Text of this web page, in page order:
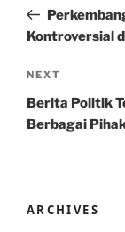
Post
Kontroversial
Next
Post
NEXT
Berita Politik
Berbagai
ARCHIVES